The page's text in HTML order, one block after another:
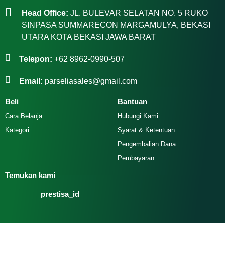
Head Office: JL. BULEVAR SELATAN NO. 5 RUKO
SINPASA SUMMARECON MARGAMULYA, BEKASI
UTARA KOTA BEKASI JAWA BARAT
Telepon: +62 8962-0990-507
Email: parseliasales@gmail.com
Beli
Cara Belanja
Kategori
Bantuan
Hubungi Kami
Syarat & Ketentuan
Pengembalian Dana
Pembayaran
Temukan kami
prestisa_id